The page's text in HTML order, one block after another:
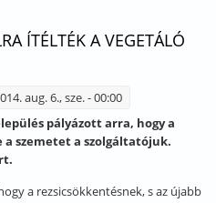
ÍTÉLTÉK A VEGETÁLÓ
aug. 6., sze. - 00:00
pályázott arra, hogy a
szemetet a szolgáltatójuk.
a rezsicsökkentésnek, s az újabb